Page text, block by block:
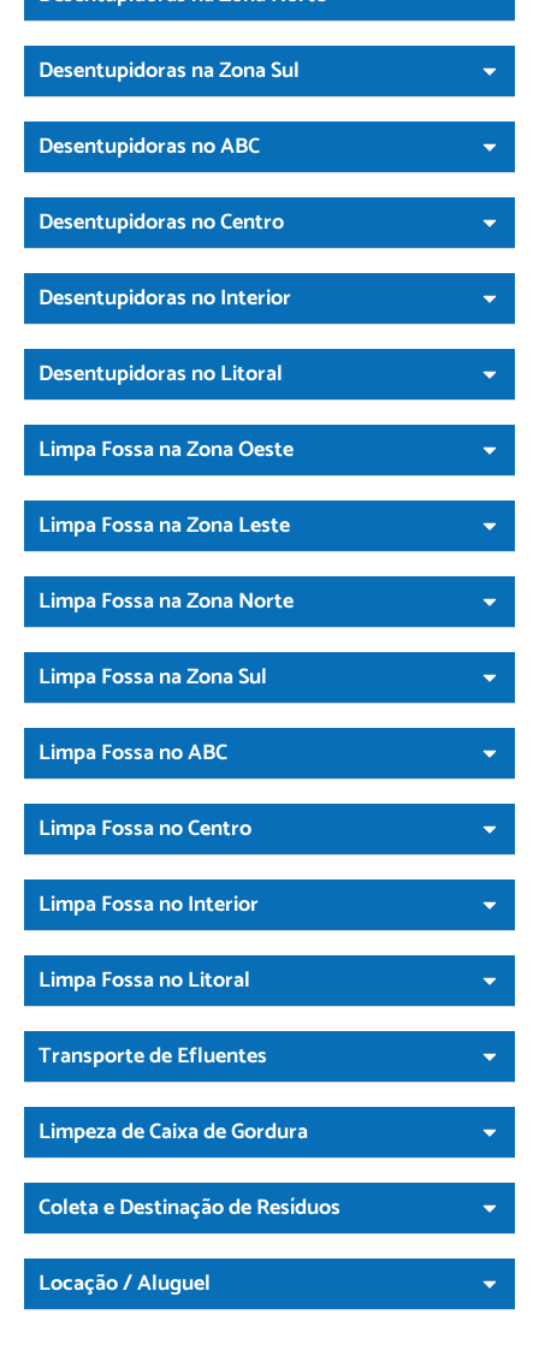
Desentupidoras na Zona Sul
Desentupidoras no ABC
Desentupidoras no Centro
Desentupidoras no Interior
Desentupidoras no Litoral
Limpa Fossa na Zona Oeste
Limpa Fossa na Zona Leste
Limpa Fossa na Zona Norte
Limpa Fossa na Zona Sul
Limpa Fossa no ABC
Limpa Fossa no Centro
Limpa Fossa no Interior
Limpa Fossa no Litoral
Transporte de Efluentes
Limpeza de Caixa de Gordura
Coleta e Destinação de Resíduos
Locação / Aluguel